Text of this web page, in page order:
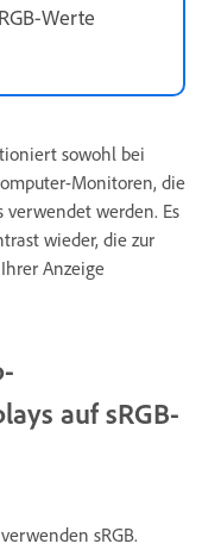
Werte
sowohl bei
Monitoren, die
verwendet werden. Es
wieder, die zur
Anzeige
auf sRGB-
sRGB.